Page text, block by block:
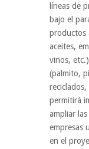
líneas de
bajo el
productos
aceites,
vinos,
(palmito,
permitirá
ampliar
empresas
en el